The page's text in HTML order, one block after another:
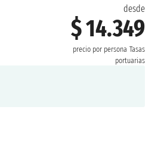
desde
$ 14.349
precio por persona Tasas
portuarias